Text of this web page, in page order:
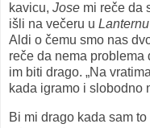
kavicu, Jose mi reče da
išli na večeru u Lanternu
Aldi o čemu smo nas
reče da nema problema
im biti drago. „Na
kada igramo i slobodno
Bi mi drago kada sam